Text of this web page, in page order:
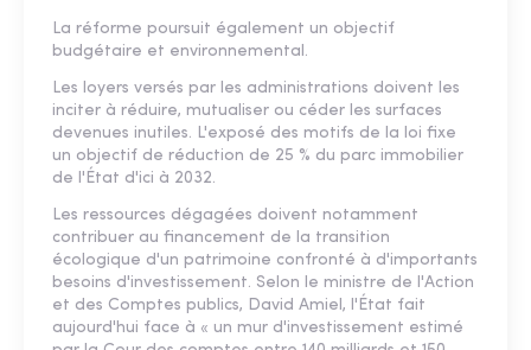
La réforme poursuit également un objectif
budgétaire et environnemental.
Les loyers versés par les administrations doivent les
inciter à réduire, mutualiser ou céder les surfaces
devenues inutiles. L'exposé des motifs de la loi fixe
un objectif de réduction de 25 % du parc immobilier
de l'État d'ici à 2032.
Les ressources dégagées doivent notamment
contribuer au financement de la transition
écologique d'un patrimoine confronté à d'importants
besoins d'investissement. Selon le ministre de l'Action
et des Comptes publics, David Amiel, l'État fait
aujourd'hui face à « un mur d'investissement estimé